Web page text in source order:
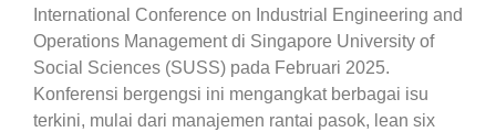
International Conference on Industrial Engineering and
Operations Management di Singapore University of
Social Sciences (SUSS) pada Februari 2025.
Konferensi bergengsi ini mengangkat berbagai isu
terkini, mulai dari manajemen rantai pasok, lean six